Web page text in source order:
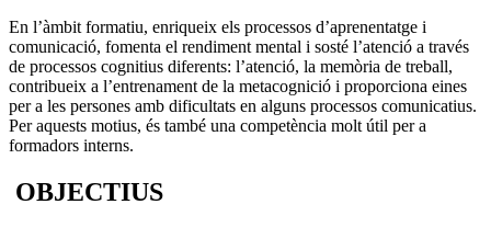
En l’àmbit formatiu, enriqueix els processos d’aprenentatge i
comunicació, fomenta el rendiment mental i sosté l’atenció a través
de processos cognitius diferents: l’atenció, la memòria de treball,
contribueix a l’entrenament de la metacognició i proporciona eines
per a les persones amb dificultats en alguns processos comunicatius.
Per aquests motius, és també una competència molt útil per a
formadors interns.
OBJECTIUS